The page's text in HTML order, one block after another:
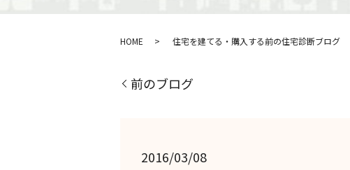
HOME 住宅を建てる・購入する前の住宅診断ブログ
前のブログ
2016/03/08